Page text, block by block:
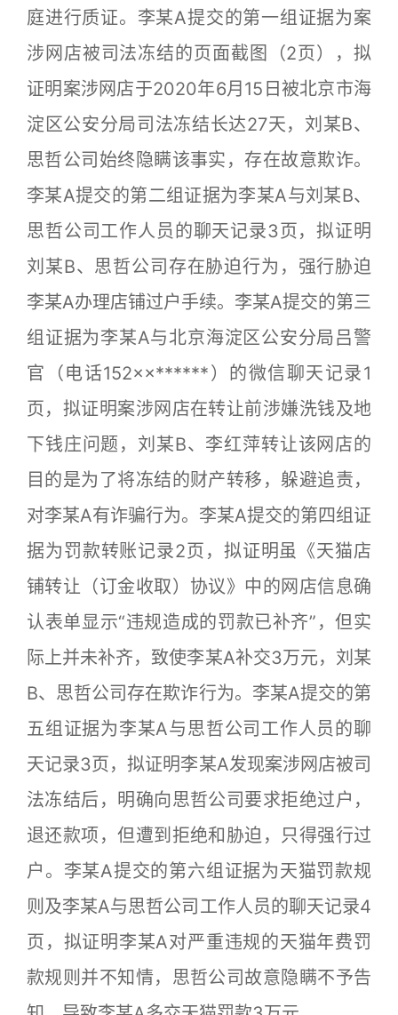
庭进行质证。李某A提交的第一组证据为案
涉网店被司法冻结的页面截图（2页），拟
证明案涉网店于2020年6月15日被北京市海
淀区公安分局司法冻结长达27天，刘某B、
思哲公司始终隐瞒该事实，存在故意欺诈。
李某A提交的第二组证据为李某A与刘某B、
思哲公司工作人员的聊天记录3页，拟证明
刘某B、思哲公司存在胁迫行为，强行胁迫
李某A办理店铺过户手续。李某A提交的第三
组证据为李某A与北京海淀区公安分局吕警
官（电话152××******）的微信聊天记录1
页，拟证明案涉网店在转让前涉嫌洗钱及地
下钱庄问题，刘某B、李红萍转让该网店的
目的是为了将冻结的财产转移，躲避追责，
对李某A有诈骗行为。李某A提交的第四组证
据为罚款转账记录2页，拟证明虽《天猫店
铺转让（订金收取）协议》中的网店信息确
认表单显示“违规造成的罚款已补齐”，但实
际上并未补齐，致使李某A补交3万元，刘某
B、思哲公司存在欺诈行为。李某A提交的第
五组证据为李某A与思哲公司工作人员的聊
天记录3页，拟证明李某A发现案涉网店被司
法冻结后，明确向思哲公司要求拒绝过户，
退还款项，但遭到拒绝和胁迫，只得强行过
户。李某A提交的第六组证据为天猫罚款规
则及李某A与思哲公司工作人员的聊天记录4
页，拟证明李某A对严重违规的天猫年费罚
款规则并不知情，思哲公司故意隐瞒不予告